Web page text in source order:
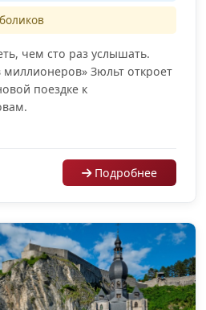
чем сто раз услышать.
Зюльт откроет
поездке к
Подробнее